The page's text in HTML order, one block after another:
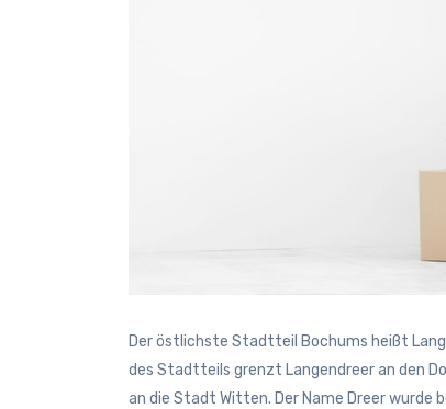
Der östlichste Stadtteil Bochums heißt
des Stadtteils grenzt Langendreer an den
an die Stadt Witten. Der Name Dreer wurde